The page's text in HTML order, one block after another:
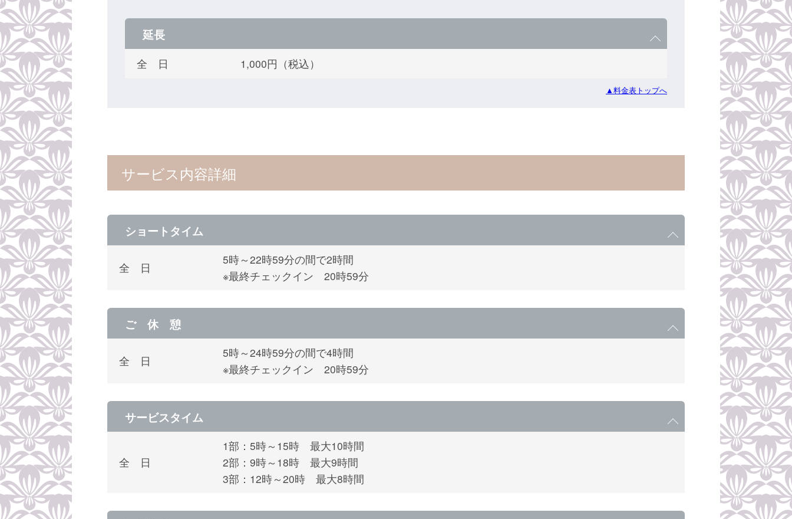
延長
全 日 1,000円（税込）
▲料金表トップへ
サービス内容詳細
ショートタイム
全 日
5時～22時59分の間で2時間
※最終チェックイン 20時59分
ご 休 憩
全 日
5時～24時59分の間で4時間
※最終チェックイン 20時59分
サービスタイム
全 日
1部：5時～15時 最大10時間
2部：9時～18時 最大9時間
3部：12時～20時 最大8時間